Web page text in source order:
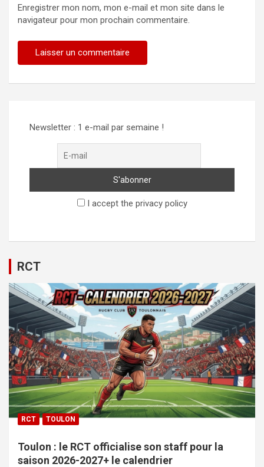
Enregistrer mon nom, mon e-mail et mon site dans le
navigateur pour mon prochain commentaire.
Newsletter : 1 e-mail par semaine !
I accept the privacy policy
RCT
RCT TOULON
Toulon : le RCT officialise son staff pour la
saison 2026-2027+ le calendrier